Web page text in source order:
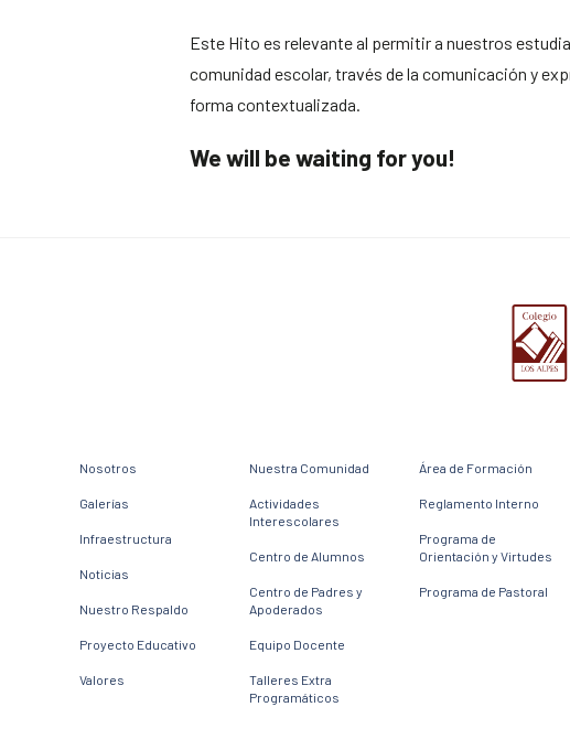
Este Hito es relevante al permitir a nuestros
comunidad escolar, través de la comunicación y
forma contextualizada.
We will be waiting for you!
Nosotros
Galerías
Infraestructura
Noticias
Nuestro Respaldo
Proyecto Educativo
Valores
Nuestra Comunidad
Actividades
Interescolares
Centro de Alumnos
Centro de Padres y
Apoderados
Equipo Docente
Talleres Extra
Programáticos
Área de Formación
Reglamento Interno
Programa de
Orientación y Virtudes
Programa de Pastoral